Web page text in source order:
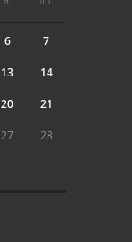
6 7
13 14
20 21
27 28